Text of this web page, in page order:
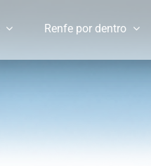
Renfe por dentro